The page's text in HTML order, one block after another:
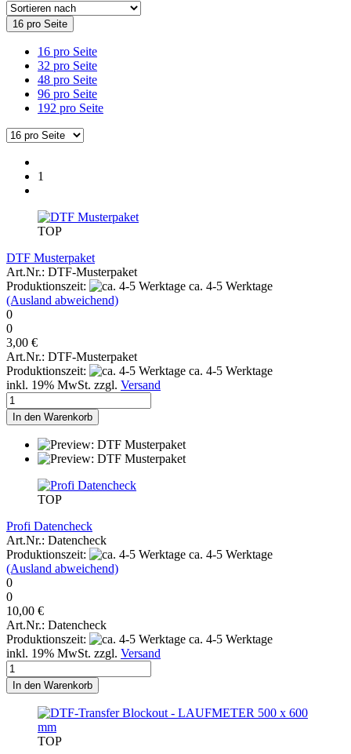
16 pro Seite
16 pro Seite
32 pro Seite
48 pro Seite
96 pro Seite
192 pro Seite
1
TOP
DTF Musterpaket
Art.Nr.: DTF-Musterpaket
Produktionszeit:
ca. 4-5 Werktage
(Ausland abweichend)
0
0
3,00 €
Art.Nr.: DTF-Musterpaket
Produktionszeit:
ca. 4-5 Werktage
inkl. 19% MwSt. zzgl. Versand
In den Warenkorb
TOP
Profi Datencheck
Art.Nr.: Datencheck
Produktionszeit:
ca. 4-5 Werktage
(Ausland abweichend)
0
0
10,00 €
Art.Nr.: Datencheck
Produktionszeit:
ca. 4-5 Werktage
inkl. 19% MwSt. zzgl. Versand
In den Warenkorb
TOP